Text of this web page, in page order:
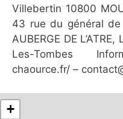
Villebertin 10800
43 rue du général de
AUBERGE DE
Les-Tombes
chaource.fr/ –
+